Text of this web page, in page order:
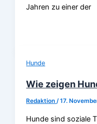
Jahren zu einer der
Hunde
Wie zeigen
Redaktion/17.
Hunde sind soziale